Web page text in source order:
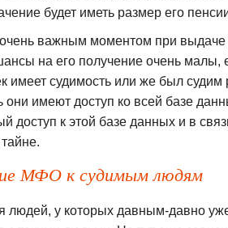
будет иметь размер его
важным моментом при выдаче
на его получение очень малы,
имеет судимость или же был
они имеют доступ ко всей базе
доступ к этой базе данных и в
МФО к судимым людям
людей, у которых давным-давно